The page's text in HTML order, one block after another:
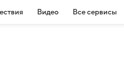
Видео Все сервисы